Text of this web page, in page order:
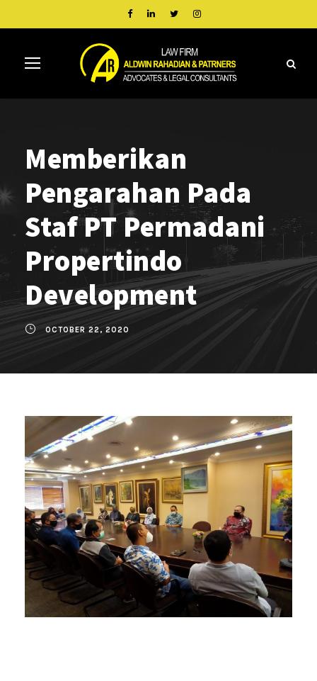
Memberikan
Pengarahan Pada
Staf PT Permadani
Propertindo
Development
OCTOBER 22, 2020